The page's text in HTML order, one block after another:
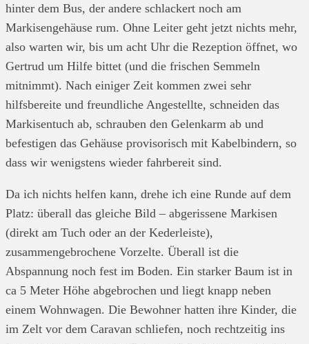
hinter dem Bus, der andere schlackert noch am
Markisengehäuse rum. Ohne Leiter geht jetzt nichts mehr,
also warten wir, bis um acht Uhr die Rezeption öffnet, wo
Gertrud um Hilfe bittet (und die frischen Semmeln
mitnimmt). Nach einiger Zeit kommen zwei sehr
hilfsbereite und freundliche Angestellte, schneiden das
Markisentuch ab, schrauben den Gelenkarm ab und
befestigen das Gehäuse provisorisch mit Kabelbindern, so
dass wir wenigstens wieder fahrbereit sind.
Da ich nichts helfen kann, drehe ich eine Runde auf dem
Platz: überall das gleiche Bild – abgerissene Markisen
(direkt am Tuch oder an der Kederleiste),
zusammengebrochene Vorzelte. Überall ist die
Abspannung noch fest im Boden. Ein starker Baum ist in
ca 5 Meter Höhe abgebrochen und liegt knapp neben
einem Wohnwagen. Die Bewohner hatten ihre Kinder, die
im Zelt vor dem Caravan schliefen, noch rechtzeitig ins